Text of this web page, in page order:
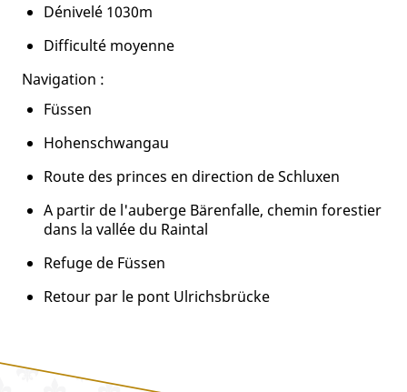
Dénivelé 1030m
Difficulté moyenne
Navigation :
Füssen
Hohenschwangau
Route des princes en direction de Schluxen
A partir de l'auberge Bärenfalle, chemin forestier
dans la vallée du Raintal
Refuge de Füssen
Retour par le pont Ulrichsbrücke